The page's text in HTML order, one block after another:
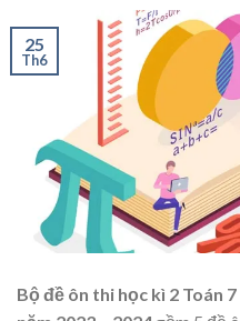
25
Th6
Bộ đề ôn thi học kì 2 Toán